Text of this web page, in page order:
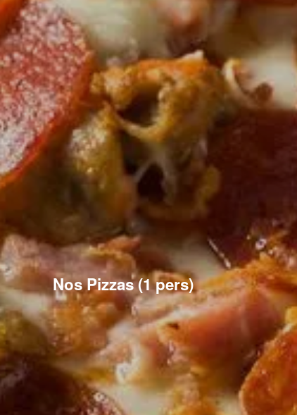
Nos Pizzas (1 pers)